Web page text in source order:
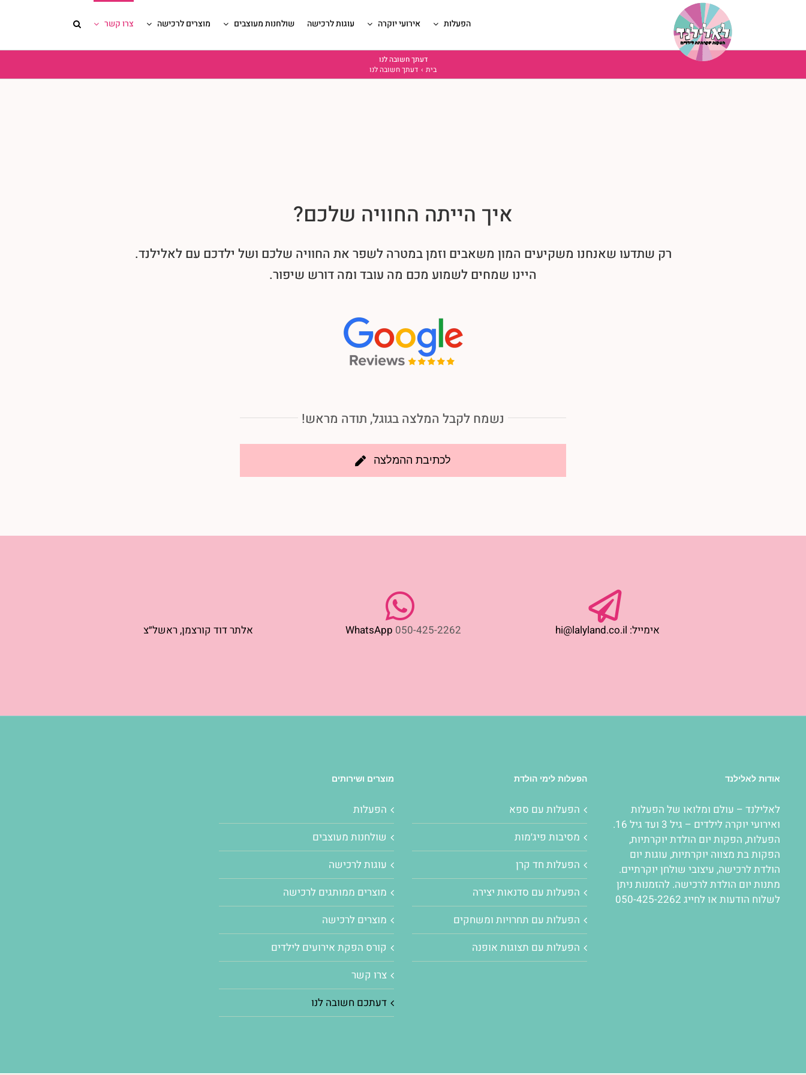
הפעלות אירועי יוקרה עוגות לרכישה שולחנות מעוצבים מוצרים לרכישה צרו קשר
דעתך חשובה לנו
בית
דעתך חשובה לנו
איך הייתה החוויה שלכם?
רק שתדעו שאנחנו משקיעים המון משאבים וזמן במטרה לשפר את החוויה שלכם ושל ילדכם עם לאלילנד.
היינו שמחים לשמוע מכם מה עובד ומה דורש שיפור.
נשמח לקבל המלצה בגוגל, תודה מראש!
לכתיבת ההמלצה
אימייל: hi@lalyland.co.il WhatsApp 050-425-2262 אלתר דוד קורצמן, ראשל״צ
אודות לאלילנד
לאלילנד – עולם ומלואו של הפעלות
ואירועי יוקרה לילדים – גיל 3 ועד גיל 16.
הפעלות, הפקות יום הולדת יוקרתיות,
הפקות בת מצווה יוקרתיות, עוגות יום
הולדת לרכישה, עיצובי שולחן יוקרתיים.
מתנות יום הולדת לרכישה. להזמנות ניתן
לשלוח הודעות או לחייג 050-425-2262
הפעלות לימי הולדת
הפעלות עם ספא
מסיבות פיג׳מות
הפעלות חד קרן
הפעלות עם סדנאות יצירה
הפעלות עם תחרויות ומשחקים
הפעלות עם תצוגות אופנה
מוצרים ושירותים
הפעלות
שולחנות מעוצבים
עוגות לרכישה
מוצרים ממותגים לרכישה
מוצרים לרכישה
קורס הפקת אירועים לילדים
צרו קשר
דעתכם חשובה לנו